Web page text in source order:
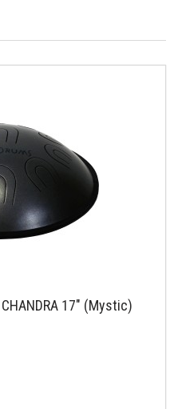
17" (Mystic)